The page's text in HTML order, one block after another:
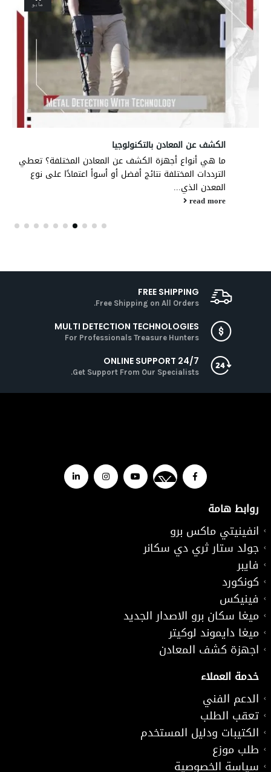
يناير
كاشفات VLF للكشف عن الذهب
كاشفات VLF للكشف عن الذهب سواء كنت تبحث عن
رواسب الذهب أو العملات الذهبية القديمة التي خلفتها
حضارة منسية ربما...
read more
FREE SHIPPING
Free Shipping on All Orders.
MULTI DETECTION TECHNOLOGIES
For Professionals Treasure Hunters
ONLINE SUPPORT 24/7
Get Support From Our Specialists.
روابط هامة
انفينيتي ماكس برو
جولد ستار ثري دي سكانر
فايبر
كونكورد
فينيكس
ميغا سكان برو الاصدار الجديد
ميغا دايموند لوكيتر
اجهزة كشف المعادن
خدمة العملاء
الدعم الفني
تعقب الطلب
الكتيبات ودليل المستخدم
طلب موزع
سياسة الخصوصية